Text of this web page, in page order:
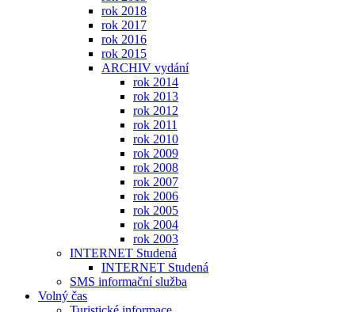
rok 2018
rok 2017
rok 2016
rok 2015
ARCHIV vydání
rok 2014
rok 2013
rok 2012
rok 2011
rok 2010
rok 2009
rok 2008
rok 2007
rok 2006
rok 2005
rok 2004
rok 2003
INTERNET Studená
INTERNET Studená
SMS informační služba
Volný čas